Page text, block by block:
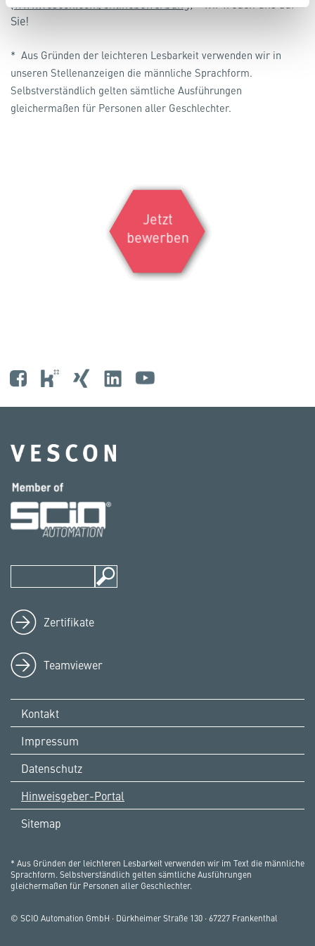
(www.vescon.com/onlinebewerbung) - wir freuen uns auf
Sie!
* Aus Gründen der leichteren Lesbarkeit verwenden wir in
unseren Stellenanzeigen die männliche Sprachform.
Selbstverständlich gelten sämtliche Ausführungen
gleichermaßen für Personen aller Geschlechter.
Jetzt
bewerben
Zertifikate
Teamviewer
Kontakt
Impressum
Datenschutz
Hinweisgeber-Portal
Sitemap
* Aus Gründen der leichteren Lesbarkeit verwenden wir im Text die männliche
Sprachform. Selbstverständlich gelten sämtliche Ausführungen
gleichermaßen für Personen aller Geschlechter.
© SCIO Automation GmbH · Dürkheimer Straße 130 · 67227 Frankenthal